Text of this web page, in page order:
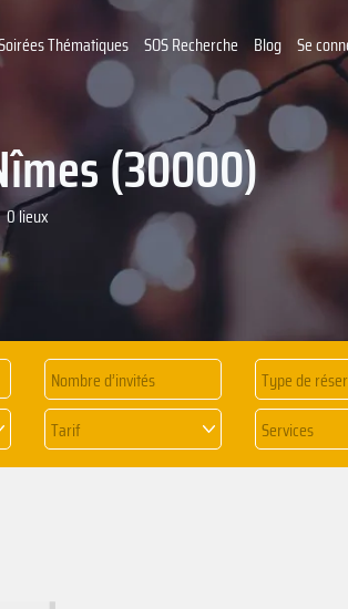
Thématiques SOS Recherche Blog Se
(30000)
0 lieux
Type de
Tarif Services